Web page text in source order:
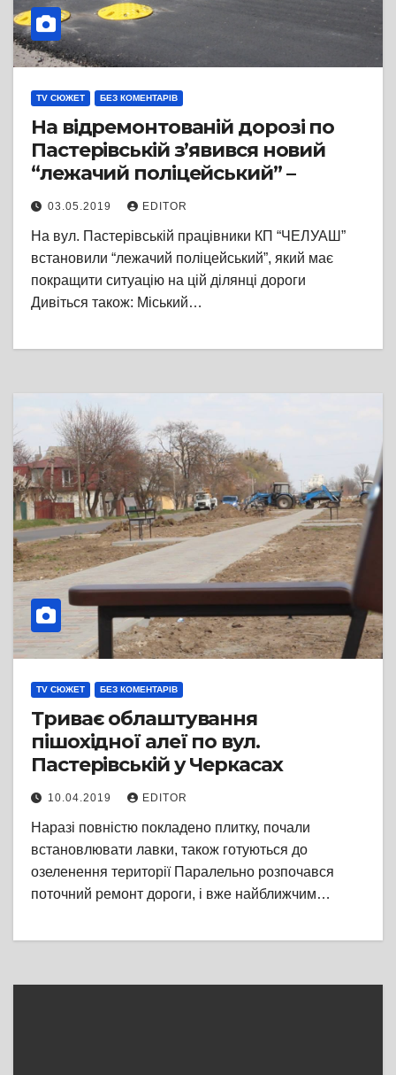
TV СЮЖЕТ БЕЗ КОМЕНТАРІВ
На відремонтованій дорозі по
Пастерівській з’явився новий
“лежачий поліцейський” –
03.05.2019 EDITOR
На вул. Пастерівській працівники КП “ЧЕЛУАШ”
встановили “лежачий поліцейський”, який має
покращити ситуацію на цій ділянці дороги
Дивіться також: Міський…
TV СЮЖЕТ БЕЗ КОМЕНТАРІВ
Триває облаштування
пішохідної алеї по вул.
Пастерівській у Черкасах
10.04.2019 EDITOR
Наразі повністю покладено плитку, почали
встановлювати лавки, також готуються до
озеленення території Паралельно розпочався
поточний ремонт дороги, і вже найближчим…